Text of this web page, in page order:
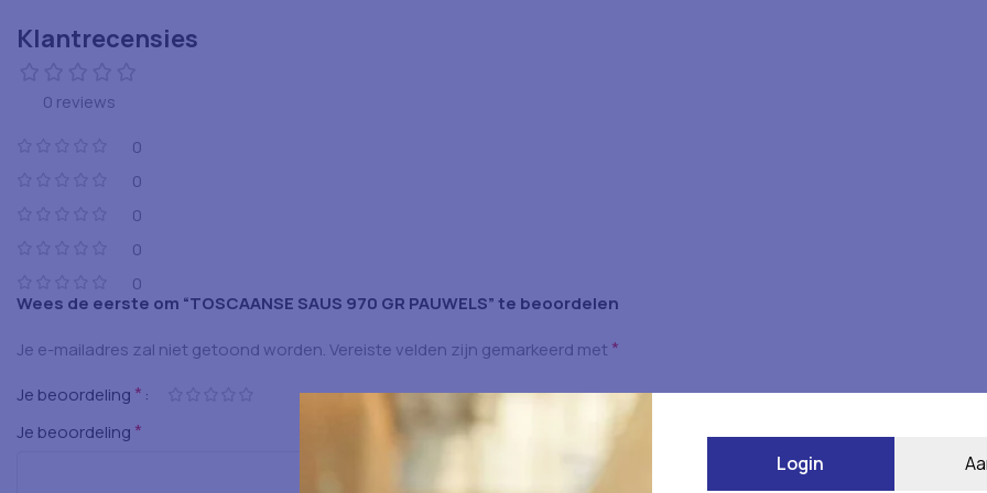
Klantrecensies
0 reviews
0
0
0
0
0
Wees de eerste om “TOSCAANSE SAUS 970 GR PAUWELS” te beoordelen
Je e-mailadres zal niet getoond worden.Vereiste velden zijn gemarkeerd met *
Je beoordeling *
Je beoordeling *
Login